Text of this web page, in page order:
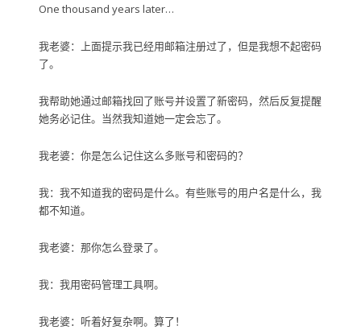
One thousand years later…
我老婆：上面提示我已经用邮箱注册过了，但是我想不起密码
了。
我帮助她通过邮箱找回了账号并设置了新密码，然后反复提醒
她务必记住。当然我知道她一定会忘了。
我老婆：你是怎么记住这么多账号和密码的？
我：我不知道我的密码是什么。有些账号的用户名是什么，我
都不知道。
我老婆：那你怎么登录了。
我：我用密码管理工具啊。
我老婆：听着好复杂啊。算了！